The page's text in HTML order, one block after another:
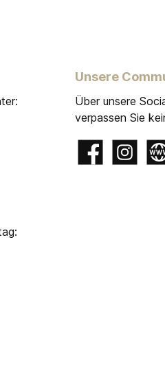
Unsere
Über unsere
verpassen Sie
FacebookInstagram